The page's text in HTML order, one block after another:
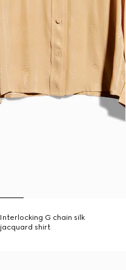
Interlocking G chain silk
jacquard shirt